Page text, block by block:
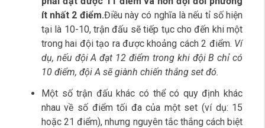
ít nhất 2 điểm.Điều này có nghĩa là nếu tỉ số hiện
tại là 10-10, trận đấu sẽ tiếp tục cho đến khi một
trong hai đội tạo ra được khoảng cách 2 điểm. Ví
dụ, nếu đội A đạt 12 điểm trong khi đội B chỉ có
10 điểm, đội A sẽ giành chiến thắng set đó.
Một số trận đấu khác có thể có quy định khác
nhau về số điểm tối đa của một set (ví dụ: 15
hoặc 21 điểm), nhưng nguyên tắc thắng cách biệt